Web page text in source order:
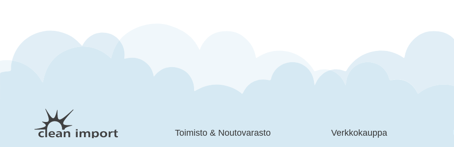
Toimisto & Noutovarasto Verkkokauppa